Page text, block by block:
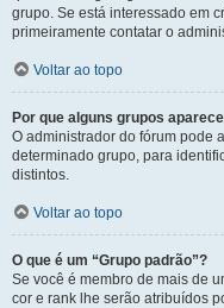
grupo. Se está interessado em
primeiramente contatar o
Voltar ao topo
Por que alguns grupos
O administrador do fórum pode
determinado grupo, para
distintos.
Voltar ao topo
O que é um “Grupo padrão”?
Se você é membro de mais de
cor e rank lhe serão atribuídos